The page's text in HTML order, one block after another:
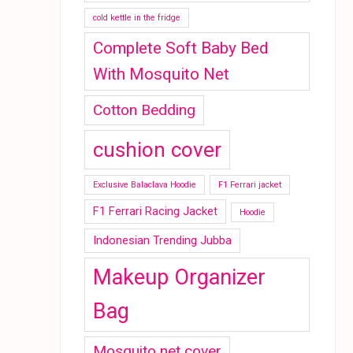
cold kettle in the fridge
Complete Soft Baby Bed
With Mosquito Net
Cotton Bedding
cushion cover
Exclusive Balaclava Hoodie F1 Ferrari jacket
F1 Ferrari Racing Jacket Hoodie
Indonesian Trending Jubba
Makeup Organizer
Bag